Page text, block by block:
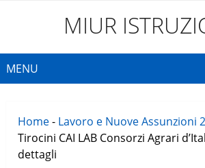
MIUR
MENU
Home- Lavoro e Nuove Assunzioni
Tirocini CAI LAB Consorzi Agrari
dettagli